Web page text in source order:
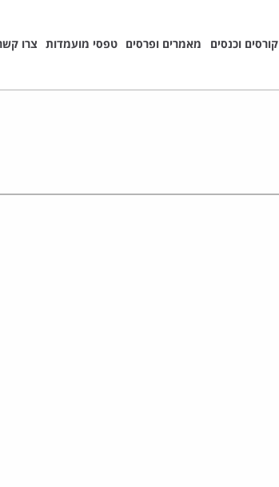
קורסים וכנסים מאמרים ופרסים טפסי מועמדות צרו